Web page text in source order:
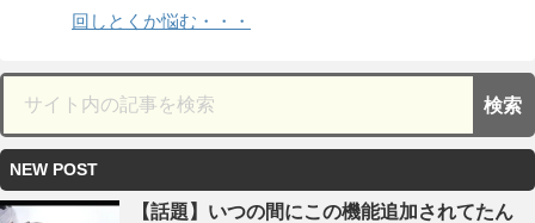
回しとくか悩む・・・
NEW POST
【話題】いつの間にこの機能追加されてたん